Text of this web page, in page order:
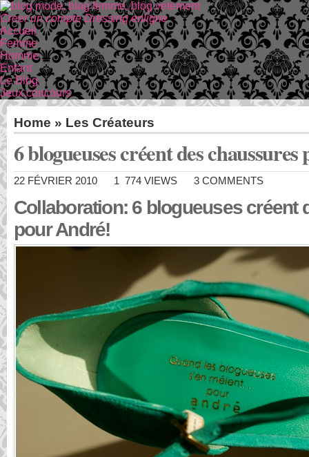
Creer un compte Dressing enligne
Accueil
Femme
Homme
Enfant
Le Blog
Jeux concours
Home » Les Créateurs
6 blogueuses créent des
22 FÉVRIER 2010 1 774 VIEWS 3 COMMENTS
Collaboration: 6 blogueuses créent
pour André!